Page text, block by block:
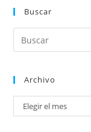
Buscar
Archivo
Elegir el mes